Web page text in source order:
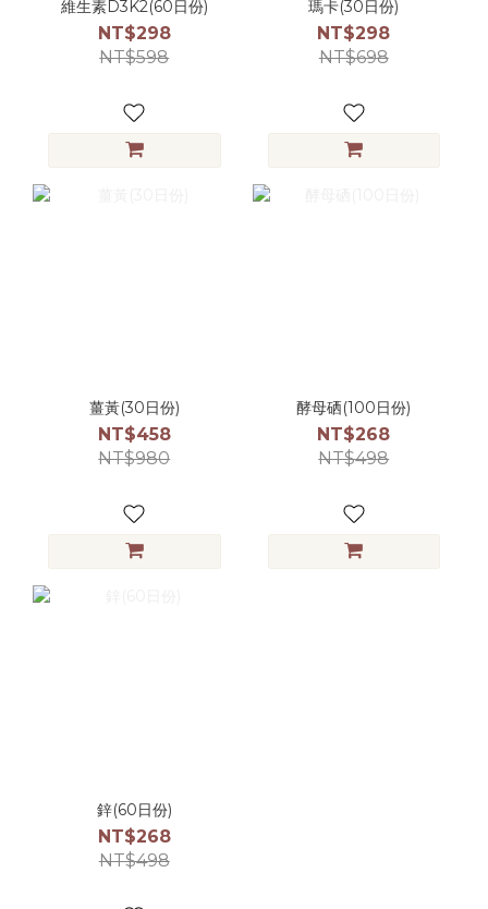
維生素D3K2(60日份)
NT$298
NT$598
瑪卡(30日份)
NT$298
NT$698
薑黃(30日份)
NT$458
NT$980
酵母硒(100日份)
NT$268
NT$498
鋅(60日份)
NT$268
NT$498